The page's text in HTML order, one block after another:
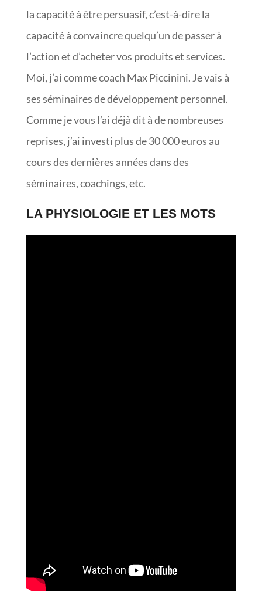
la capacité à être persuasif, c’est-à-dire la
capacité à convaincre quelqu’un de passer à
l’action et d’acheter vos produits et services.
Moi, j’ai comme coach Max Piccinini. Je vais à
ses séminaires de développement personnel.
Comme je vous l’ai déjà dit à de nombreuses
reprises, j’ai investi plus de 30 000 euros au
cours des dernières années dans des
séminaires, coachings, etc.
LA PHYSIOLOGIE ET LES MOTS